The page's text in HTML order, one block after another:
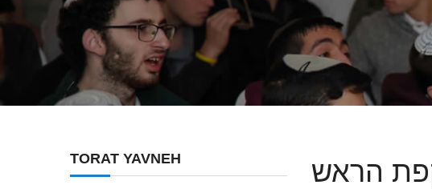
TORAT YAVNEH הראש